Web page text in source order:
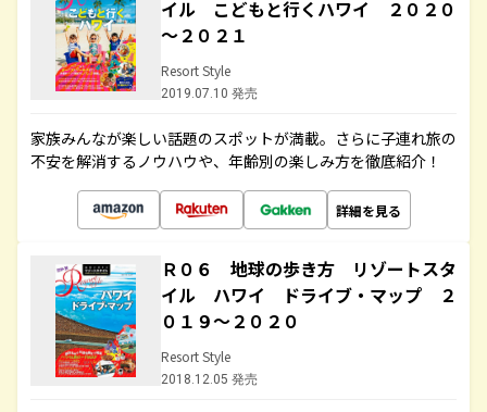
イル こどもと行くハワイ ２０２０
～２０２１
Resort Style
2019.07.10 発売
家族みんなが楽しい話題のスポットが満載。さらに子連れ旅の
不安を解消するノウハウや、年齢別の楽しみ方を徹底紹介！
詳細を見る
Ｒ０６ 地球の歩き方 リゾートスタ
イル ハワイ ドライブ・マップ ２
０１９～２０２０
Resort Style
2018.12.05 発売